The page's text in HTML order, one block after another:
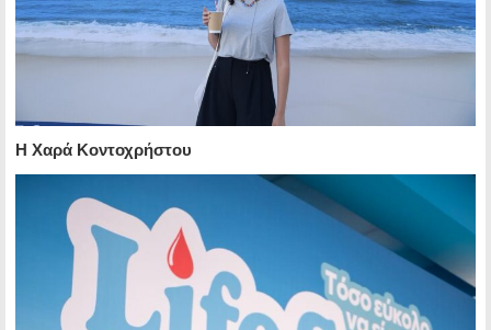
Η Χαρά Κοντοχρήστου